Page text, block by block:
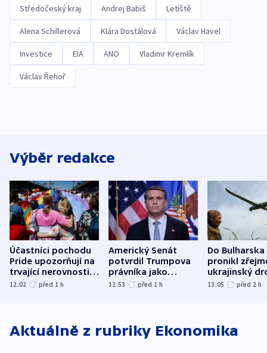
Středočeský kraj Andrej Babiš Letiště
Alena Schillerová Klára Dostálová Václav Havel
Investice EIA ANO Vladimr Kremlík
Václav Řehoř
Výběr redakce
Účastníci pochodu
Pride upozorňují na
trvající nerovnosti i
společenskou
12:02 před 1 h
Americký Senát
potvrdil Trumpova
právníka jako
ministra
12:53 před 1 h
Do Bulharska
pronikl
ukrajinský
explodoval
13:05 před 2 h
Aktuálně z rubriky Ekonomika